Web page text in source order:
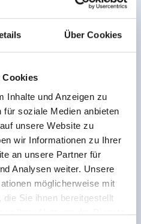
Über Cookies
Cookies
Inhalte und Anzeigen zu
soziale Medien anbieten
unsere Website zu
wir Informationen zu Ihrer
an unsere Partner für
Analysen weiter. Unsere
möglicherweise mit
Sie ihnen bereitgestellt
Ihrer Nutzung der Dienste
Übersicht